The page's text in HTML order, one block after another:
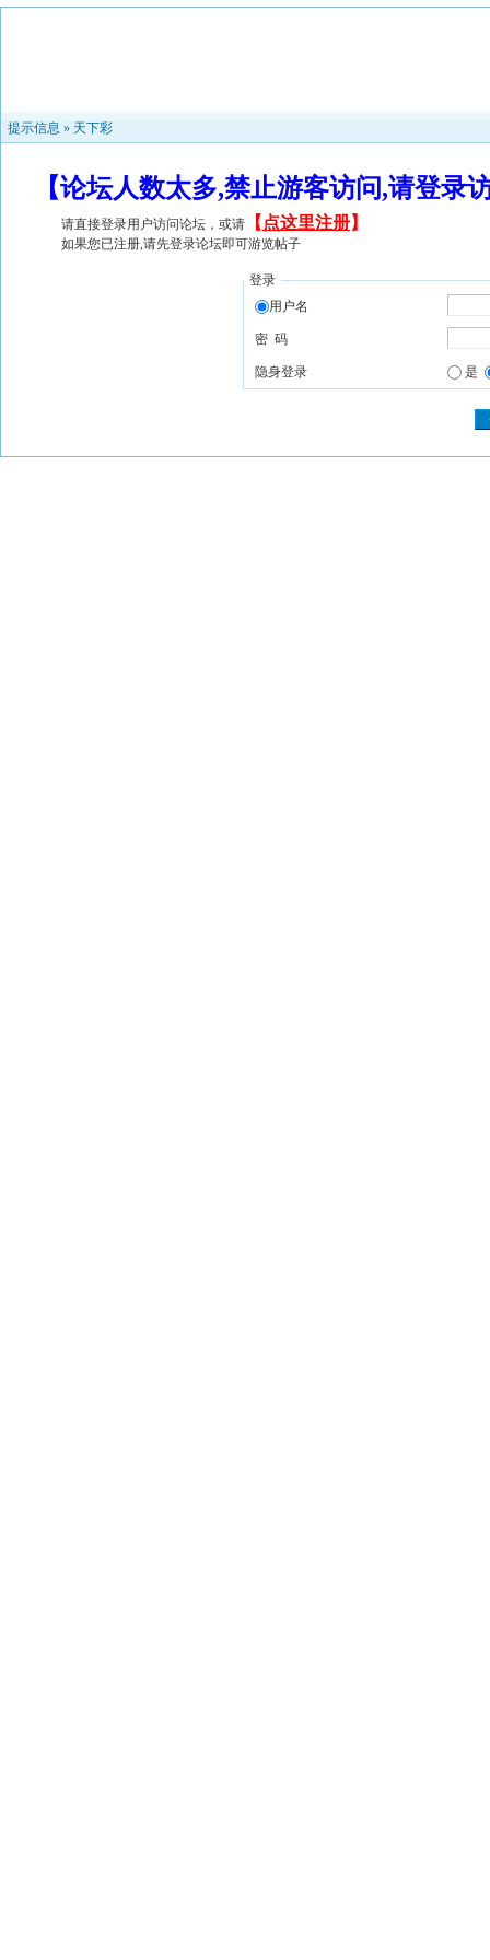
提示信息 » 天下彩
【论坛人数太多,禁止游客访问,请登
请直接登录用户访问论坛，或请 【 点这里注册】
如果您已注册,请先登录论坛即可游览帖子
登录
用户名
密 码
隐身登录 是